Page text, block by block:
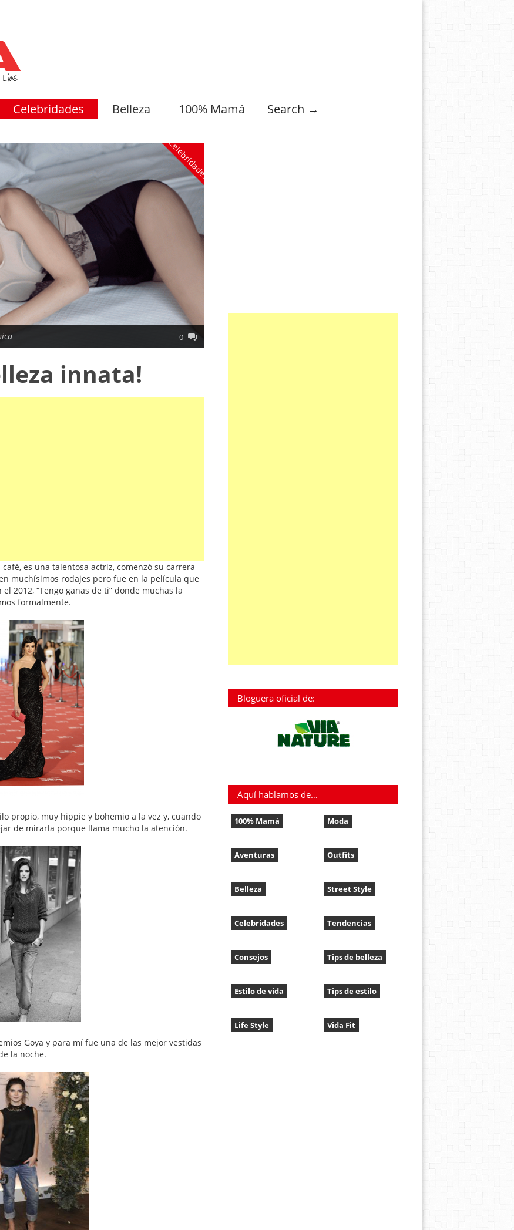
Celebridades Belleza 100% Mamá Search →
Celebridades
0
innata!
es una talentosa actriz, comenzó su carrera
muchísimos rodajes pero fue en la película que
2012, “Tengo ganas de ti” donde muchas la
formalmente.
propio, muy hippie y bohemio a la vez y, cuando
de mirarla porque llama mucho la atención.
Goya y para mí fue una de las mejor vestidas
la noche.
Bloguera oficial de:
Aquí hablamos de…
100% Mamá
Aventuras
Belleza
Celebridades
Consejos
Estilo de vida
Life Style
Moda
Outfits
Street Style
Tendencias
Tips de belleza
Tips de estilo
Vida Fit